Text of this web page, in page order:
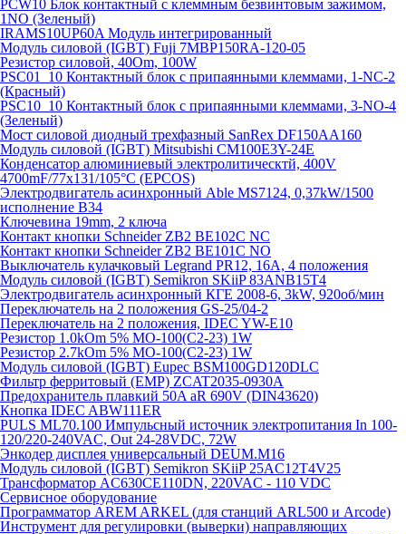
PCW10 Блок контактный с клеммным безвинтовым зажимом,
1NO (Зеленый)
IRAMS10UP60A Модуль интегрированный
Модуль силовой (IGBT) Fuji 7MBP150RA-120-05
Резистор силовой, 40Om, 100W
PSC01_10 Контактный блок с припаянными клеммами, 1-NC-2
(Красный)
PSC10_10 Контактный блок с припаянными клеммами, 3-NO-4
(Зеленый)
Мост силовой диодный трехфазный SanRex DF150AA160
Модуль силовой (IGBT) Mitsubishi CM100E3Y-24E
Конденсатор алюминиевый электролитическтй, 400V
4700mF/77x131/105°C (EPCOS)
Электродвигатель асинхронный Able MS7124, 0,37kW/1500
исполнение В34
Ключевина 19mm, 2 ключа
Контакт кнопки Schneider ZB2 BE102C NC
Контакт кнопки Schneider ZB2 BE101C NO
Выключатель кулачковый Legrand PR12, 16A, 4 положения
Модуль силовой (IGBT) Semikron SKiiP 83ANB15T4
Электродвигатель асинхронный КГЕ 2008-6, 3kW, 920об/мин
Переключатель на 2 положения GS-25/04-2
Переключатель на 2 положения, IDEC YW-E10
Резистор 1.0kOm 5% МО-100(С2-23) 1W
Резистор 2.7kOm 5% МО-100(С2-23) 1W
Модуль силовой (IGBT) Eupec BSM100GD120DLC
Фильтр ферритовый (EMP) ZCAT2035-0930A
Предохранитель плавкий 50A aR 690V (DIN43620)
Кнопка IDEC ABW111ER
PULS ML70.100 Импульсный источник электропитания In 100-
120/220-240VAC, Out 24-28VDC, 72W
Энкодер дисплея универсальный DEUM.M16
Модуль силовой (IGBT) Semikron SKiiP 25AC12T4V25
Трансформатор AC630CE110DN, 220VAC - 110 VDC
Сервисное оборудование
Программатор AREM ARKEL (для станций ARL500 и Arcode)
Инструмент для регулировки (выверки) направляющих